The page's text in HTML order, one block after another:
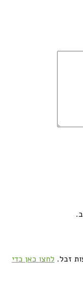
זבל. לחצו כאן כדי